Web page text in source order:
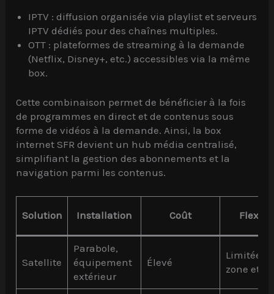
IPTV : diffusion organisée via playlist et serveurs
IPTV dédiés pour des chaînes multiples.
OTT : plateformes de streaming à la demande
(Netflix, Disney+, etc.) accessibles via la même
box.
Cette combinaison permet de bénéficier à la fois
de programmes en direct et de contenus sous
forme de vidéos à la demande. Ainsi, la box
internet SFR devient un hub média centralisé,
simplifiant la gestion des abonnements et la
navigation parmi les contenus.
Solution Installation Coût
Satellite
Parabole,
équipement
extérieur
Élevé
Limitée à
zone et TV